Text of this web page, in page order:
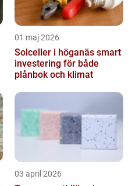
01 maj 2026
Solceller i höganäs smart
investering för både
plånbok och klimat
03 april 2026